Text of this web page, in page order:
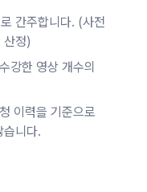
간주합니다. (사전
산정)
강한 영상 개수의
이력을 기준으로
습니다.